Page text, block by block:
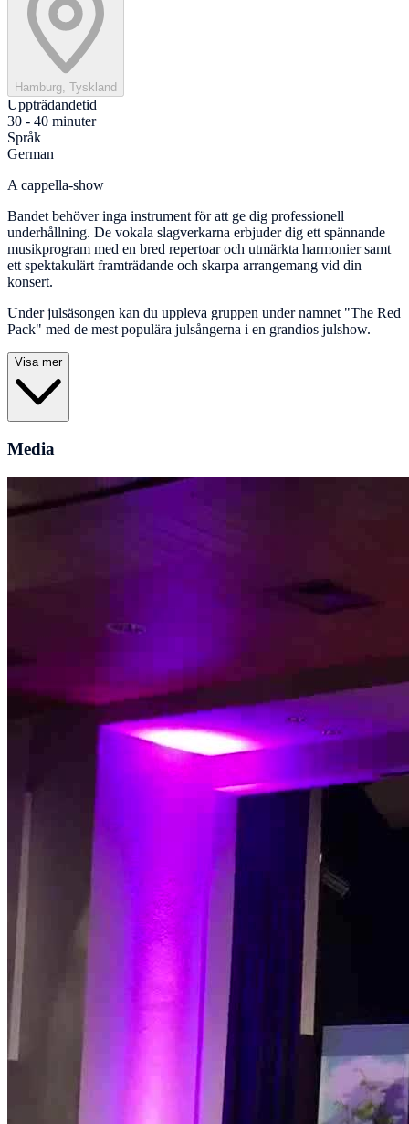
Hamburg, Tyskland
Uppträdandetid
30 - 40 minuter
Språk
German
A cappella-show
Bandet behöver inga instrument för att ge dig professionell
underhållning. De vokala slagverkarna erbjuder dig ett spännande
musikprogram med en bred repertoar och utmärkta harmonier samt
ett spektakulärt framträdande och skarpa arrangemang vid din
konsert.
Under julsäsongen kan du uppleva gruppen under namnet "The Red
Pack" med de mest populära julsångerna i en grandios julshow.
Visa mer
Media